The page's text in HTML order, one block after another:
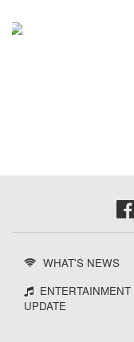
WHAT'S NEWS
ENTERTAINMENT
UPDATE